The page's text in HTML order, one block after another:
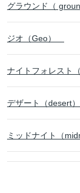
グラウンド（
ジオ（Geo）
ナイトフォレス
デザート（desert
ミッドナイト（